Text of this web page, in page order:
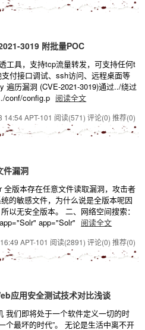
3019 附批量POC
工具，支持tcp流量转发，可支持任何t
付接口调试、ssh访问、远程桌面等
遍历漏洞 (CVE-2021-3019)通过../绕过
conf/config.p 阅读全文
14:54 APT-101 阅读(571) 评论(0) 推荐(0)
件漏洞
版本存在任意文件读取漏洞，攻击者
的敏感文件，为什么说是全版本呢因
以无安全版本。 二、网络空间搜索：
app="Solr" 阅读全文
APT-101 阅读(2891) 评论(0) 推荐(0)
应用安全测试技术对比浅谈
我们即将处于一个软件定义一切的时
个最坏的时代”。 无论是生活中离不开